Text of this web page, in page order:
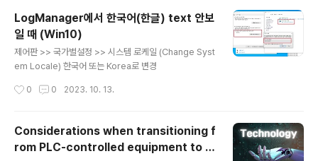
제어할 수 있게 함으로써, 전체적인 시스템의 사용성을 크
게 향상시켰습니다. DesignControl의 개발, 디버깅, 리
팩토링도 주목할 만한 성과 중 하나입니다. 이는 시스템의
모듈화를 촉진하고, 유지 보수를 용이하게 함으로써 장기
구조를..
LogManager에서 한국어(한글) text 안보
일 때 (Win10)
제어판 >> 국가별설정 >> 시스템 로케일 (Change Syst
em Locale) 한국어 또는 Korea로 변경
0 0 2023. 10. 13.
Considerations when transitioning f
rom PLC-controlled equipment to P